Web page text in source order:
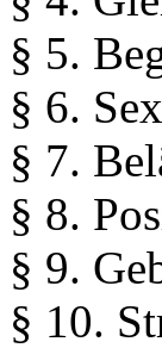
§ 5.
§ 6.
§ 7.
§ 8.
§ 9.
§ 10.